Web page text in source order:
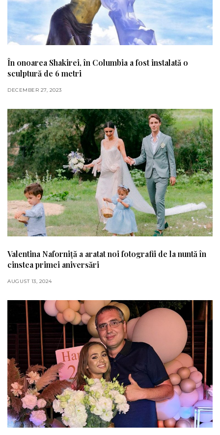
În onoarea Shakirei, în Columbia a fost instalată o
sculptură de 6 metri
DECEMBER 27, 2023
Valentina Naforniță a aratat noi fotografii de la nuntă în
cinstea primei aniversări
AUGUST 13, 2024